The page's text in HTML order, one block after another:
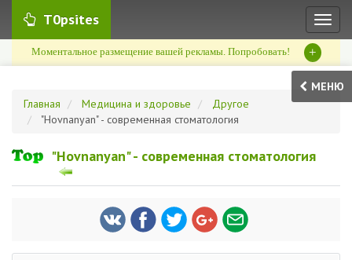
T0psites
Моментальное размещение вашей рекламы. Попробовать! +
МЕНЮ
Главная
Медицина и здоровье
Другое
"Hovnanyan" - современная стоматология
"Hovnanyan" - современная стоматология